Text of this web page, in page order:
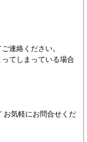
連絡ください。
てしまっている場合
お気軽にお問合せくだ